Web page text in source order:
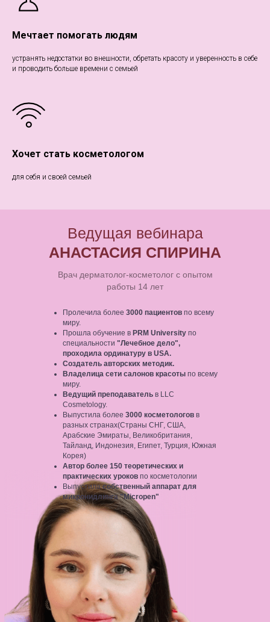
Мечтает помогать людям
устранять недостатки во внешности, обретать красоту и уверенность в себе
и проводить больше времени с семьей
Хочет стать косметологом
для себя и своей семьей
Пролечила более 3000 пациентов по всему
миру.
Прошла обучение в PRM University по
специальности "Лечебное дело",
проходила ординатуру в USA.
Создатель авторских методик.
Владелица сети салонов красоты по всему
миру.
Ведущий преподаватель в LLC
Cosmetology.
Выпустила более 3000 косметологов в
разных странах(Страны СНГ, США,
Арабские Эмираты, Великобритания,
Тайланд, Индонезия, Египет, Турция, Южная
Корея)
Автор более 150 теоретических и
практических уроков по косметологии
Выпустиласобственный аппарат для
микронидлинга "Micropen"
Врач дерматолог-косметолог с опытом
работы 14 лет
Ведущая вебинара
АНАСТАСИЯ СПИРИНА
ДО Я СПРАВОЧНИК"
Ю.Ю. ДРИБНОХОД
+ В ПОДАРОК
07 августа 21:00 по Нью-Йорку
07 августа 15:00 по Нью-Йорку
08 августа 10:00 по Нью-Йорку